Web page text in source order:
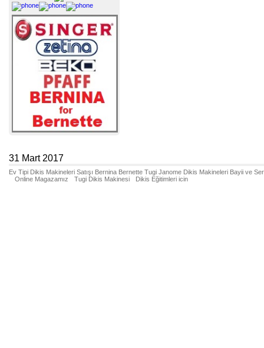
31 Mart 2017
Ev Tipi Dikis Makineleri Satışı Bernina Bernette Tugi Janome Dikis Makineleri Bayii ve
Online Magazamız
Tugi Dikis Makinesi Dikis Eğitimleri icin